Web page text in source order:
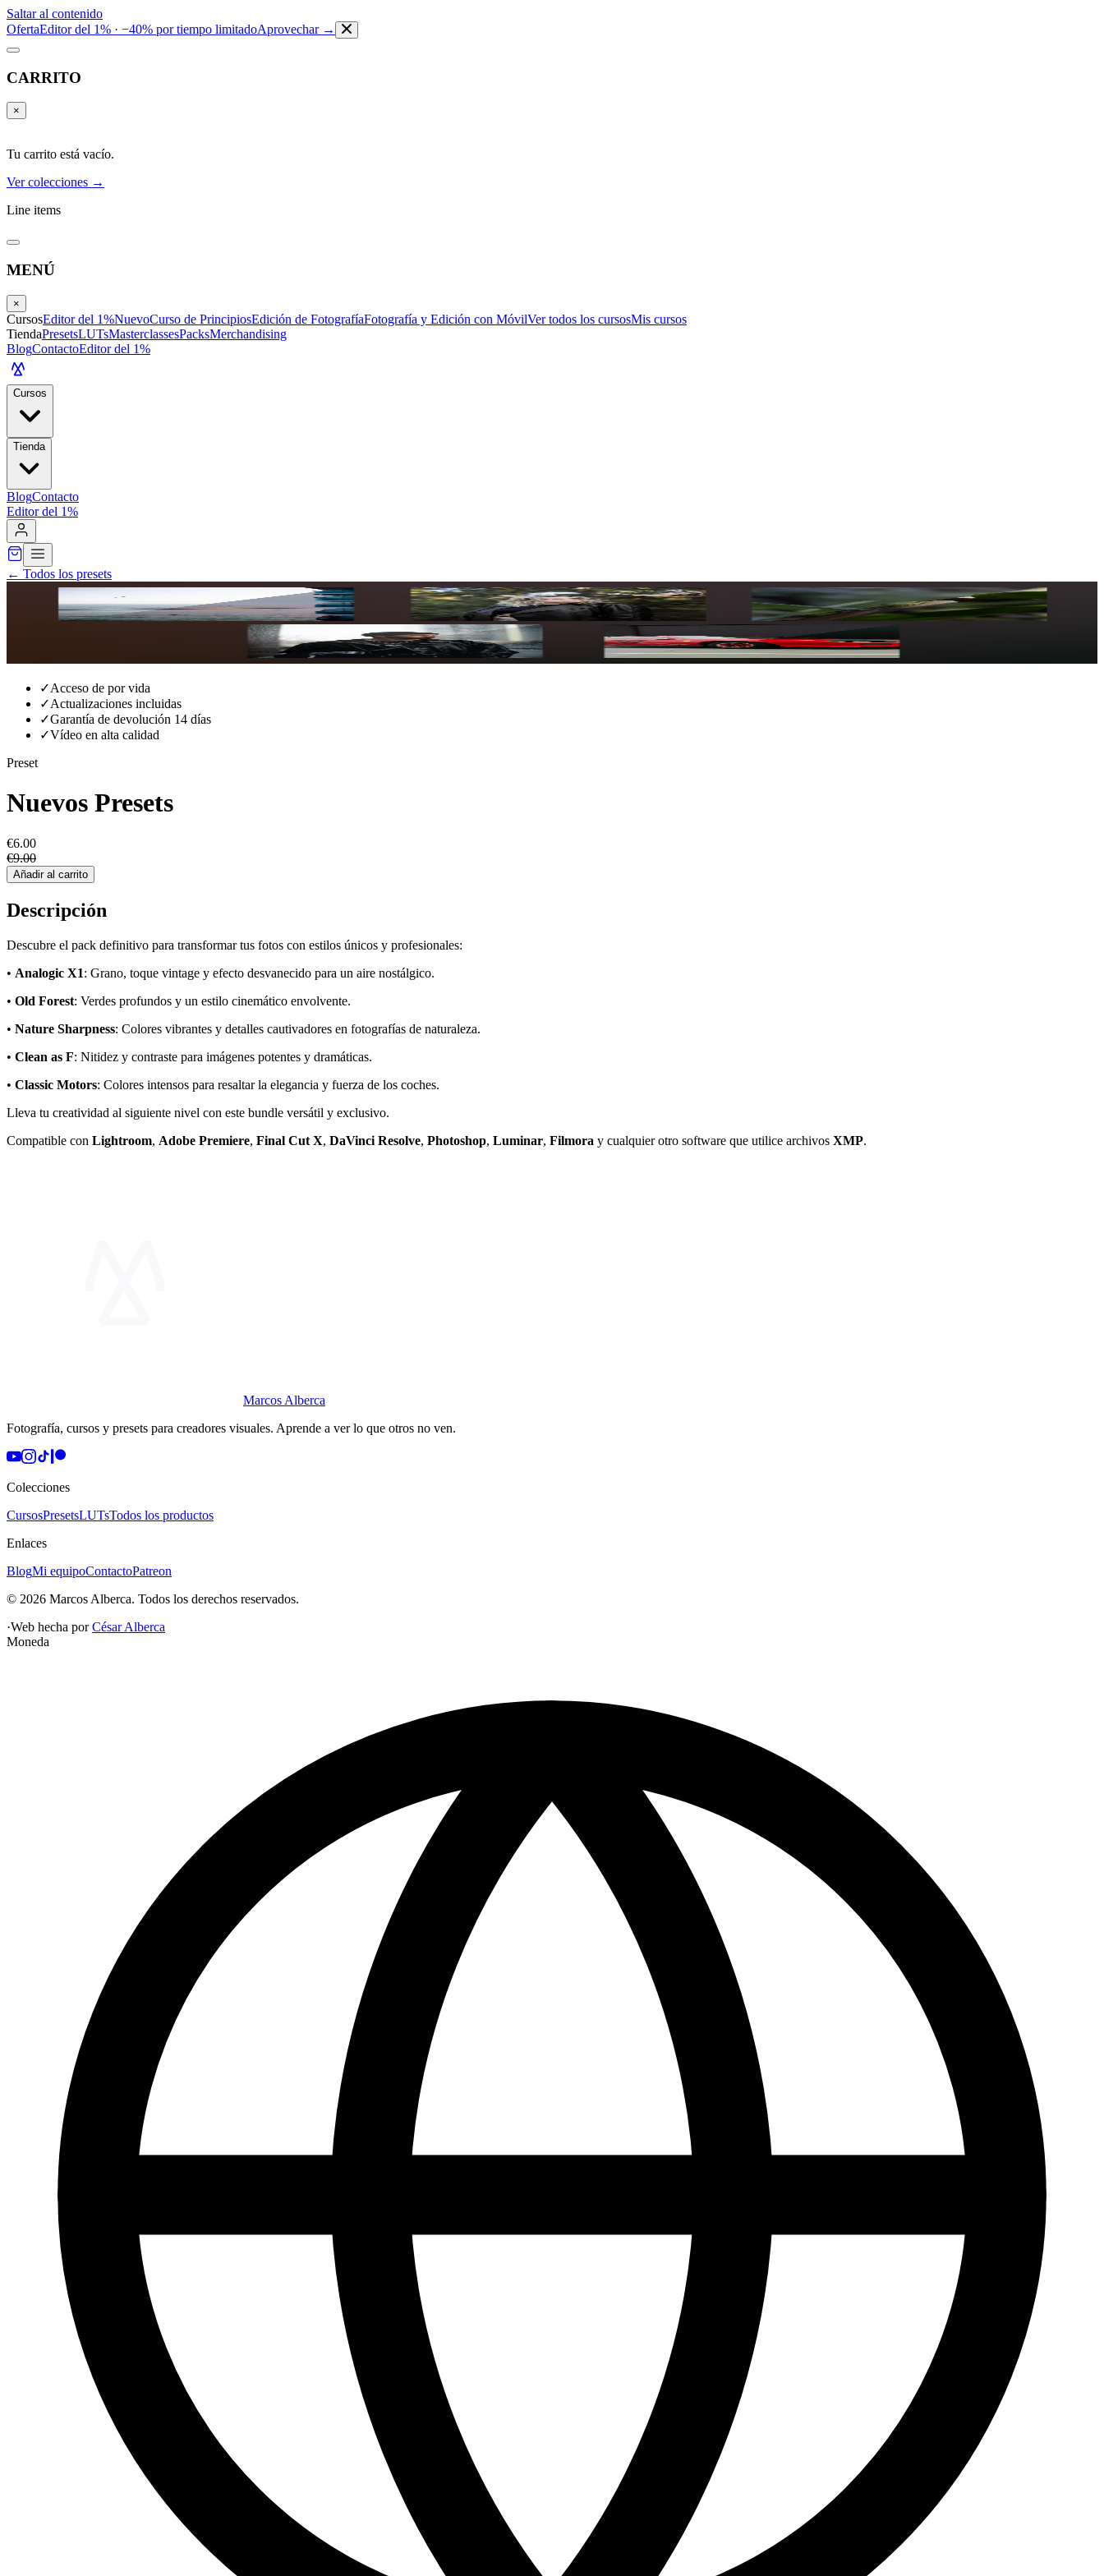
Saltar al contenido
OfertaEditor del 1% · −40% por tiempo limitadoAprovechar →
CARRITO
×
Tu carrito está vacío.
Ver colecciones →
Line items
MENÚ
×
CursosEditor del 1%NuevoCurso de PrincipiosEdición de FotografíaFotografía y Edición con MóvilVer todos los cursosMis cursos
TiendaPresetsLUTsMasterclassesPacksMerchandising
BlogContactoEditor del 1%
Cursos
Tienda
BlogContacto
Editor del 1%
← Todos los presets
✓Acceso de por vida
✓Actualizaciones incluidas
✓Garantía de devolución 14 días
✓Vídeo en alta calidad
Preset
Nuevos Presets
€6.00
€9.00
Añadir al carrito
Descripción
Descubre el pack definitivo para transformar tus fotos con estilos únicos y profesionales:
• Analogic X1: Grano, toque vintage y efecto desvanecido para un aire nostálgico.
• Old Forest: Verdes profundos y un estilo cinemático envolvente.
• Nature Sharpness: Colores vibrantes y detalles cautivadores en fotografías de naturaleza.
• Clean as F: Nitidez y contraste para imágenes potentes y dramáticas.
• Classic Motors: Colores intensos para resaltar la elegancia y fuerza de los coches.
Lleva tu creatividad al siguiente nivel con este bundle versátil y exclusivo.
Compatible con Lightroom, Adobe Premiere, Final Cut X, DaVinci Resolve, Photoshop, Luminar, Filmora y cualquier otro software que utilice archivos XMP.
Marcos Alberca
Fotografía, cursos y presets para creadores visuales. Aprende a ver lo que otros no ven.
Colecciones
CursosPresetsLUTsTodos los productos
Enlaces
BlogMi equipoContactoPatreon
© 2026 Marcos Alberca. Todos los derechos reservados.
·Web hecha por César Alberca
Moneda